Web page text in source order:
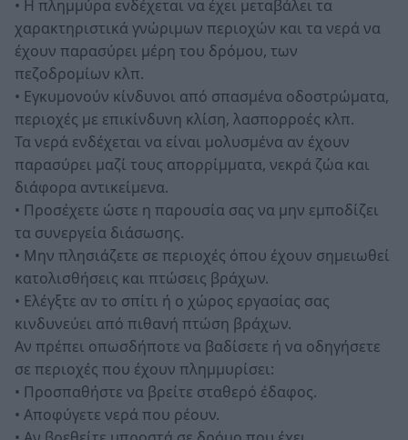
• Η πλημμύρα ενδέχεται να έχει μεταβάλει τα
χαρακτηριστικά γνώριμων περιοχών και τα νερά να
έχουν παρασύρει μέρη του δρόμου, των
πεζοδρομίων κλπ.
• Εγκυμονούν κίνδυνοι από σπασμένα οδοστρώματα,
περιοχές με επικίνδυνη κλίση, λασπορροές κλπ.
Τα νερά ενδέχεται να είναι μολυσμένα αν έχουν
παρασύρει μαζί τους απορρίμματα, νεκρά ζώα και
διάφορα αντικείμενα.
• Προσέχετε ώστε η παρουσία σας να μην εμποδίζει
τα συνεργεία διάσωσης.
• Μην πλησιάζετε σε περιοχές όπου έχουν σημειωθεί
κατολισθήσεις και πτώσεις βράχων.
• Ελέγξτε αν το σπίτι ή ο χώρος εργασίας σας
κινδυνεύει από πιθανή πτώση βράχων.
Αν πρέπει οπωσδήποτε να βαδίσετε ή να οδηγήσετε
σε περιοχές που έχουν πλημμυρίσει:
• Προσπαθήστε να βρείτε σταθερό έδαφος.
• Αποφύγετε νερά που ρέουν.